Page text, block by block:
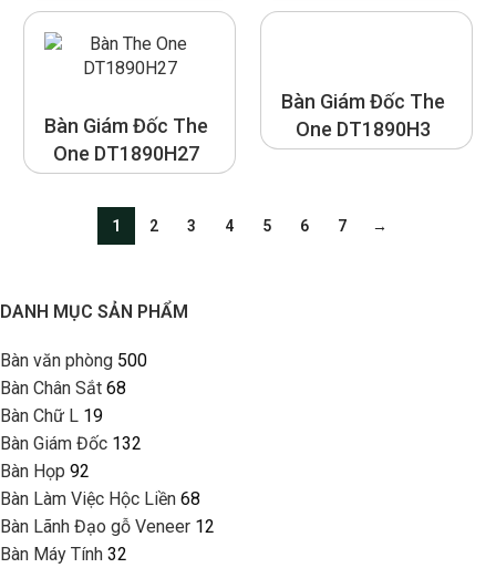
DANH MỤC SẢN PHẨM
Bàn văn phòng 500
Bàn Chân Sắt 68
Bàn Chữ L 19
Bàn Giám Đốc 132
Bàn Họp 92
Bàn Làm Việc Hộc Liền 68
Bàn Lãnh Đạo gỗ Veneer 12
Bàn Máy Tính 32
Bàn Giám Đốc The
One DT1890H27
Bàn Giám Đốc The
One DT1890H3
1 2 3 4 5 6 7 →